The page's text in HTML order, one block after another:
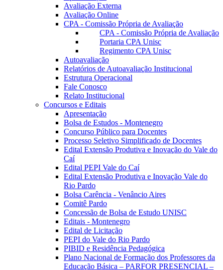
Avaliação Externa
Avaliação Online
CPA - Comissão Própria de Avaliação
CPA - Comissão Própria de Avaliação
Portaria CPA Unisc
Regimento CPA Unisc
Autoavaliação
Relatórios de Autoavaliação Institucional
Estrutura Operacional
Fale Conosco
Relato Institucional
Concursos e Editais
Apresentação
Bolsa de Estudos - Montenegro
Concurso Público para Docentes
Processo Seletivo Simplificado de Docentes
Edital Extensão Produtiva e Inovação do Vale do
Caí
Edital PEPI Vale do Caí
Edital Extensão Produtiva e Inovação Vale do
Rio Pardo
Bolsa Carência - Venâncio Aires
Comitê Pardo
Concessão de Bolsa de Estudo UNISC
Editais - Montenegro
Edital de Licitação
PEPI do Vale do Rio Pardo
PIBID e Residência Pedagógica
Plano Nacional de Formação dos Professores da
Educação Básica – PARFOR PRESENCIAL –